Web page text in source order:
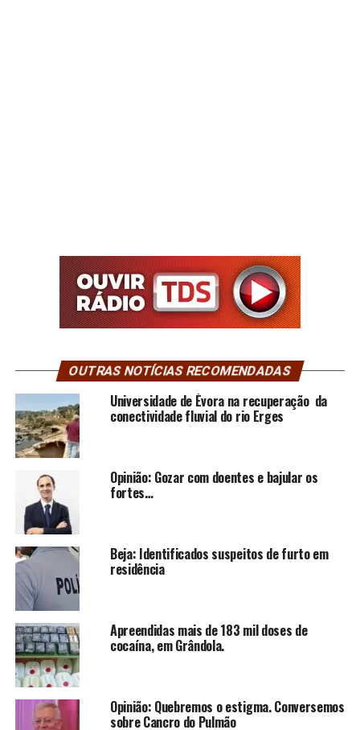
OUTRAS NOTÍCIAS RECOMENDADAS
Universidade de Évora na recuperação da
conectividade fluvial do rio Erges
Opinião: Gozar com doentes e bajular os
fortes…
Beja: Identificados suspeitos de furto em
residência
Apreendidas mais de 183 mil doses de
cocaína, em Grândola.
Opinião: Quebremos o estigma. Conversemos
sobre Cancro do Pulmão